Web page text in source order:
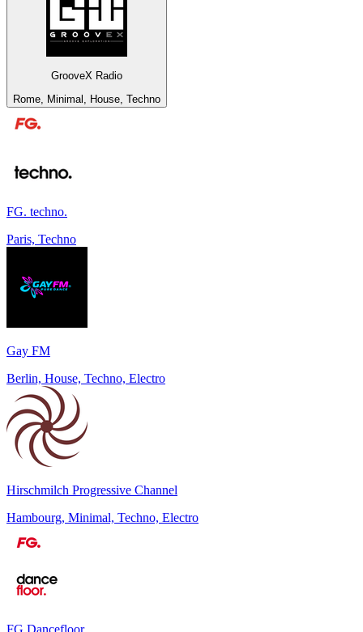
GrooveX Radio
Rome, Minimal, House, Techno
FG. techno.
Paris, Techno
Gay FM
Berlin, House, Techno, Electro
Hirschmilch Progressive Channel
Hambourg, Minimal, Techno, Electro
FG Dancefloor